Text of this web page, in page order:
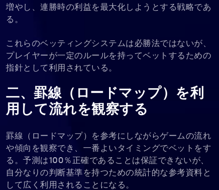
増やし、連勝時の利益を最大化しようとする戦略であ
る。
これらのベッティングシステムは必勝法ではないが、
プレイヤーが一定のルールを持ってベットするための
指針として利用されている。
二、罫線（ロードマップ）を利
用して流れを観察する
罫線（ロードマップ）を参考にしながらゲームの流れ
や傾向を観察でき、一番よいタイミングでベットをす
る。予測は100％正確であることは保証できないが、
自分なりの判断基準を持つための統計的な参考資料と
して広く利用されることになる。